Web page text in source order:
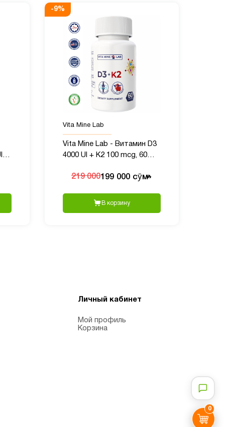
0
-9%
Vita Mine Lab
Vita Mine Lab - Витамин D3
4000 UI + K2 100 mcg, 60
219 000199 000 сӯм🔥
В корзину
Личный кабинет
Мой профиль
Корзина